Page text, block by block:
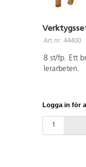
Art.nr: 44400
8 st/fp. Ett
lerarbeten.
Logga in för